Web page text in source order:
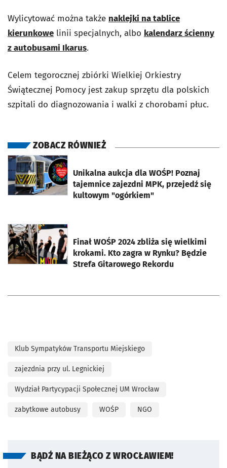
Wylicytować można także naklejki na tablice
kierunkowe linii specjalnych, albo kalendarz ścienny
z autobusami Ikarus.
Celem tegorocznej zbiórki Wielkiej Orkiestry
Świątecznej Pomocy jest zakup sprzętu dla polskich
szpitali do diagnozowania i walki z chorobami płuc.
ZOBACZ RÓWNIEŻ
Unikalna aukcja dla WOŚP! Poznaj
tajemnice zajezdni MPK, przejedź się
kultowym "ogórkiem"
otworzy się w nowej karcie
Finał WOŚP 2024 zbliża się wielkimi
krokami. Kto zagra w Rynku? Będzie
Strefa Gitarowego Rekordu
otworzy się w nowej karcie
Klub Sympatyków Transportu Miejskiego
zajezdnia przy ul. Legnickiej
Wydział Partycypacji Społecznej UM Wrocław
zabytkowe autobusy WOŚP NGO
BĄDŹ NA BIEŻĄCO Z WROCŁAWIEM!